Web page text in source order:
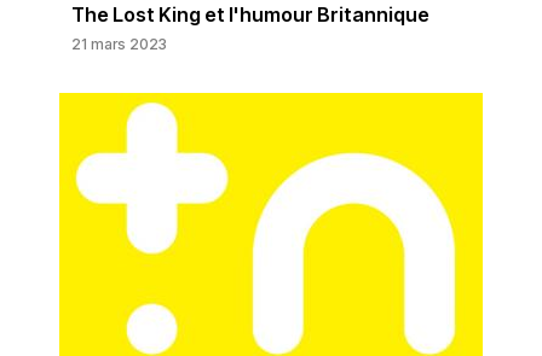
The Lost King et l'humour Britannique
21 mars 2023